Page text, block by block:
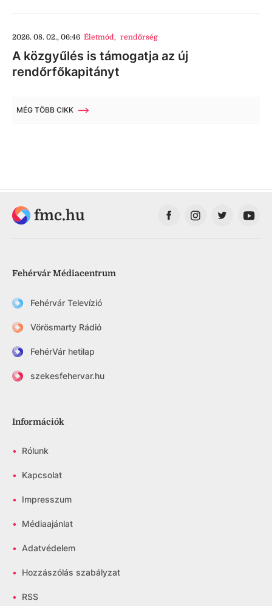
2026. 08. 02., 06:46 Életmód, rendőrség
A közgyűlés is támogatja az új
rendőrfőkapitányt
MÉG TÖBB CIKK
fmc.hu
Fehérvár Médiacentrum
Fehérvár Televízió
Vörösmarty Rádió
FehérVár hetilap
szekesfehervar.hu
Információk
• Rólunk
• Kapcsolat
• Impresszum
• Médiaajánlat
• Adatvédelem
• Hozzászólás szabályzat
• RSS